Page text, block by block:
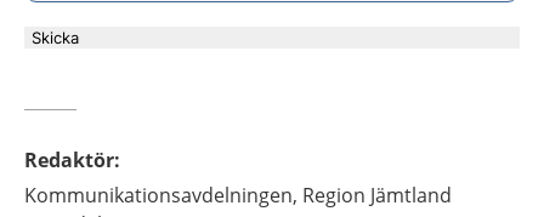
Skicka
Redaktör:
Kommunikationsavdelningen, Region Jämtland